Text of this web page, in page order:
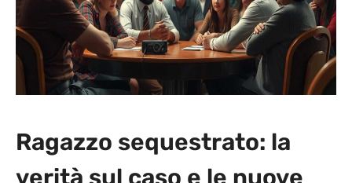
Ragazzo sequestrato: la